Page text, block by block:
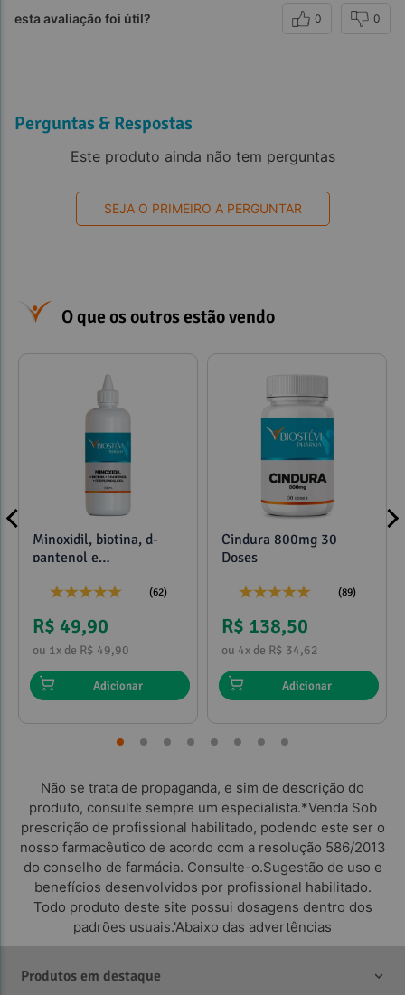
esta avaliação foi útil? 0 0
Perguntas & Respostas
Este produto ainda não tem perguntas
SEJA O PRIMEIRO A PERGUNTAR
O que os outros estão vendo
Minoxidil, biotina, d-
pantenol e
(62)
R$ 49,90
ou 1x de R$ 49,90
Adicionar
Cindura 800mg 30
Doses
(89)
R$ 138,50
ou 4x de R$ 34,62
Adicionar
Não se trata de propaganda, e sim de descrição do
produto, consulte sempre um especialista.*Venda Sob
prescrição de profissional habilitado, podendo este ser o
nosso farmacêutico de acordo com a resolução 586/2013
do conselho de farmácia. Consulte-o.Sugestão de uso e
benefícios desenvolvidos por profissional habilitado.
Todo produto deste site possui dosagens dentro dos
padrões usuais.'Abaixo das advertências
Produtos em destaque